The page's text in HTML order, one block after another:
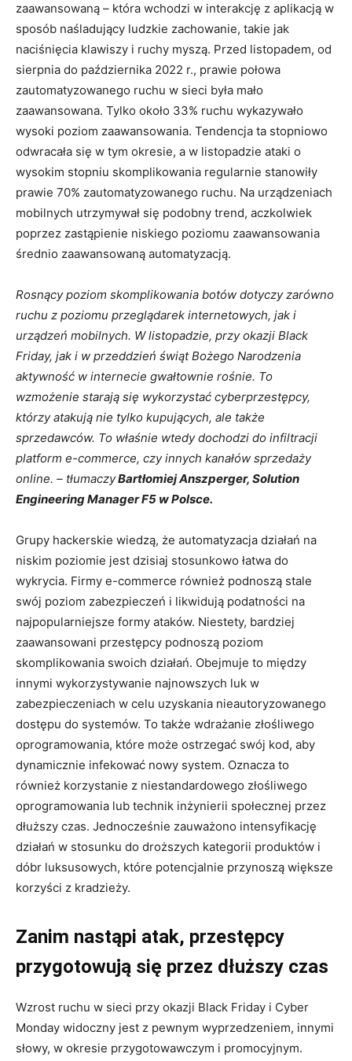
zaawansowaną – która wchodzi w interakcję z aplikacją w
sposób naśladujący ludzkie zachowanie, takie jak
naciśnięcia klawiszy i ruchy myszą. Przed listopadem, od
sierpnia do października 2022 r., prawie połowa
zautomatyzowanego ruchu w sieci była mało
zaawansowana. Tylko około 33% ruchu wykazywało
wysoki poziom zaawansowania. Tendencja ta stopniowo
odwracała się w tym okresie, a w listopadzie ataki o
wysokim stopniu skomplikowania regularnie stanowiły
prawie 70% zautomatyzowanego ruchu. Na urządzeniach
mobilnych utrzymywał się podobny trend, aczkolwiek
poprzez zastąpienie niskiego poziomu zaawansowania
średnio zaawansowaną automatyzacją.
Rosnący poziom skomplikowania botów dotyczy zarówno
ruchu z poziomu przeglądarek internetowych, jak i
urządzeń mobilnych. W listopadzie, przy okazji Black
Friday, jak i w przeddzień świąt Bożego Narodzenia
aktywność w internecie gwałtownie rośnie. To
wzmożenie starają się wykorzystać cyberprzestępcy,
którzy atakują nie tylko kupujących, ale także
sprzedawców. To właśnie wtedy dochodzi do infiltracji
platform e-commerce, czy innych kanałów sprzedaży
online. – tłumaczyBartłomiej Anszperger, Solution
Engineering Manager F5 w Polsce.
Grupy hackerskie wiedzą, że automatyzacja działań na
niskim poziomie jest dzisiaj stosunkowo łatwa do
wykrycia. Firmy e-commerce również podnoszą stale
swój poziom zabezpieczeń i likwidują podatności na
najpopularniejsze formy ataków. Niestety, bardziej
zaawansowani przestępcy podnoszą poziom
skomplikowania swoich działań. Obejmuje to między
innymi wykorzystywanie najnowszych luk w
zabezpieczeniach w celu uzyskania nieautoryzowanego
dostępu do systemów. To także wdrażanie złośliwego
oprogramowania, które może ostrzegać swój kod, aby
dynamicznie infekować nowy system. Oznacza to
również korzystanie z niestandardowego złośliwego
oprogramowania lub technik inżynierii społecznej przez
dłuższy czas. Jednocześnie zauważono intensyfikację
działań w stosunku do droższych kategorii produktów i
dóbr luksusowych, które potencjalnie przynoszą większe
korzyści z kradzieży.
Zanim nastąpi atak, przestępcy
przygotowują się przez dłuższy czas
Wzrost ruchu w sieci przy okazji Black Friday i Cyber
Monday widoczny jest z pewnym wyprzedzeniem, innymi
słowy, w okresie przygotowawczym i promocyjnym.